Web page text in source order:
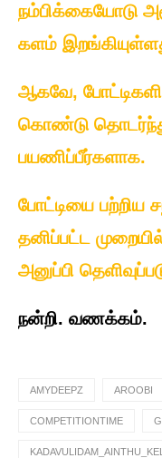
நம்பிக்கையோடு
களம்
ஆகவே,
கொண்டு
பயணிப்பீர்களாக.
போட்டியை பற்றிய
தனிப்பட்ட
அனுப்பி
நன்றி. வணக்கம்.
AMYDEEPZ AROOBI
COMPETITIONTIME